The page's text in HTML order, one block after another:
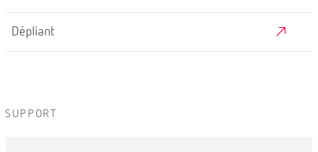
Dépliant
SUPPORT